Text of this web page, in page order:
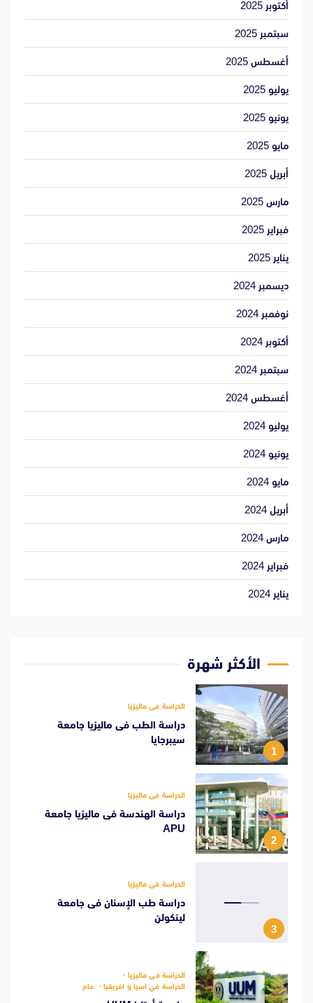
أكتوبر 2025
سبتمبر 2025
أغسطس 2025
يوليو 2025
يونيو 2025
مايو 2025
أبريل 2025
مارس 2025
فبراير 2025
يناير 2025
ديسمبر 2024
نوفمبر 2024
أكتوبر 2024
سبتمبر 2024
أغسطس 2024
يوليو 2024
يونيو 2024
مايو 2024
أبريل 2024
مارس 2024
فبراير 2024
يناير 2024
الأكثر شهرة
1
الدراسة فى ماليزيا
دراسة الطب فى ماليزيا جامعة
سيبرجايا
2
الدراسة فى ماليزيا
دراسة الهندسة فى ماليزيا جامعة
APU
3
الدراسة فى ماليزيا
دراسة طب الإسنان فى جامعة
لينكولن
الدراسة فى ماليزيا
الدراسة في اسيا و افريقيا
عام